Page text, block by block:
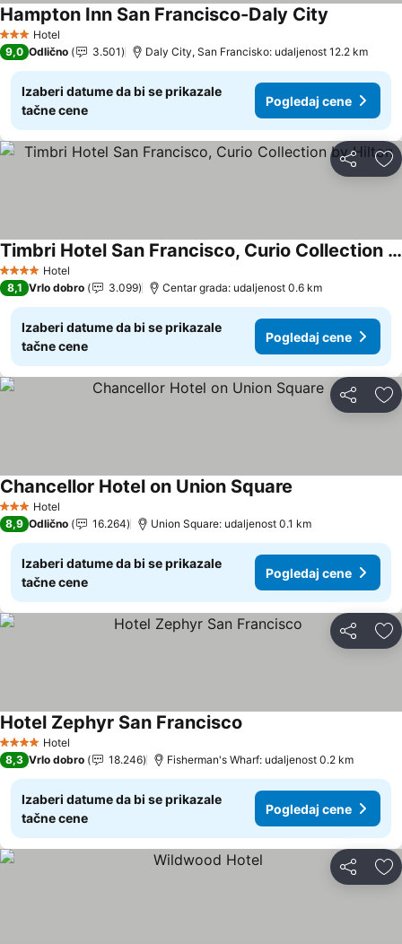
3 Zvezdice
Hotel
Hampton Inn San Francisco-Daly City
9,0 Odlično 3.501 Daly City, San Francisko: udaljenost 12.2 km
Izaberi datume da bi se prikazale
tačne cene
Pogledaj cene
Deli
4 ZvezdiceHotel
Timbri Hotel San Francisco, Curio Collection by Hilton
Pogledaj cene
8,1 Vrlo dobro 3.099 Centar grada: udaljenost 0.6 km
Izaberi datume da bi se prikazale
tačne cene
Pogledaj cene
Deli
3 Zvezdice
Hotel
Chancellor Hotel on Union Square
8,9 Odlično 16.264 Union Square: udaljenost 0.1 km
Izaberi datume da bi se prikazale
tačne cene
Pogledaj cene
Deli
4 ZvezdiceHotel
Hotel Zephyr San Francisco
8,3 Vrlo dobro 18.246 Fisherman's Wharf: udaljenost 0.2 km
Izaberi datume da bi se prikazale
tačne cene
Pogledaj cene
Deli